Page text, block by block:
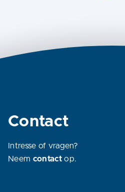
Contact
Intresse of vragen?
Neem contact op.